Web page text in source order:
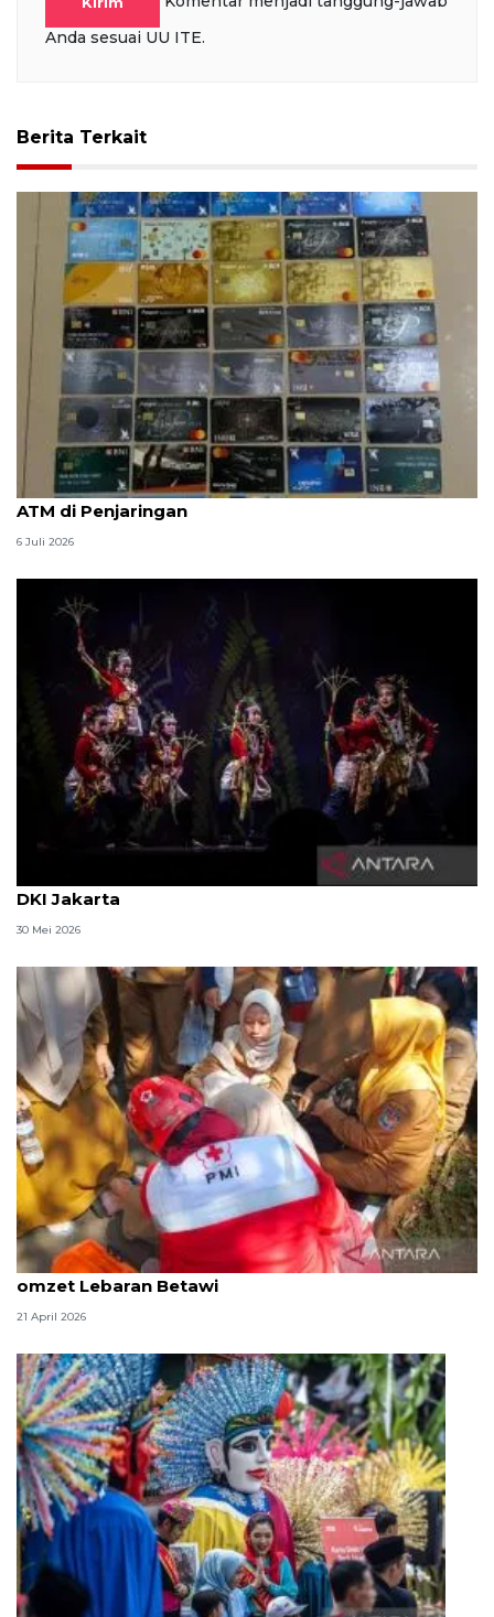
Anda sesuai UU ITE.
Berita Terkait
Polisi buru otak sindikat pencuri bermodus ganjal
ATM di Penjaringan
6 Juli 2026
Ragam rekomendasi wisata libur Lebaran 2026 di
DKI Jakarta
30 Mei 2026
DKI kemarin, kebakaran gedung Kemendagri lalu
omzet Lebaran Betawi
21 April 2026